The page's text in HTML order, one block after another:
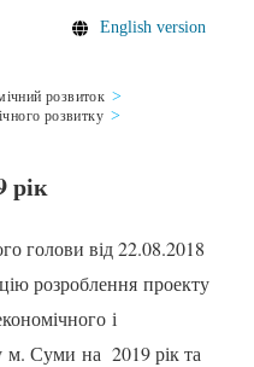
English version
розвиток
розвитку
рік
голови від 22.08.2018
розроблення проекту
і
м. Суми на 2019 рік та